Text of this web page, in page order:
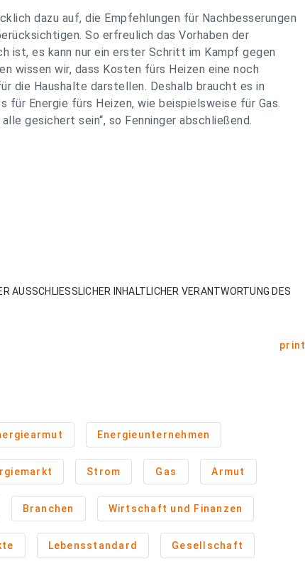
dazu auf, die Empfehlungen für Nachbesserungen
So erfreulich das Vorhaben der
ist, es kann nur ein erster Schritt im Kampf gegen
wissen wir, dass Kosten fürs Heizen eine noch
die Haushalte darstellen. Deshalb braucht es in
Energie fürs Heizen, wie beispielsweise für Gas.
gesichert sein“, so Fenninger abschließend.
AUSSCHLIESSLICHER INHALTLICHER VERANTWORTUNG DES
print
Energieunternehmen
Strom Gas Armut
Branchen Wirtschaft und Finanzen
Lebensstandard Gesellschaft